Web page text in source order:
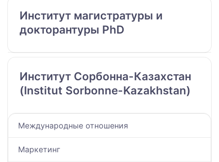
Институт магистратуры и
докторантуры PhD
Институт Сорбонна-Казахстан
(Institut Sorbonne-Kazakhstan)
Международные отношения
Маркетинг